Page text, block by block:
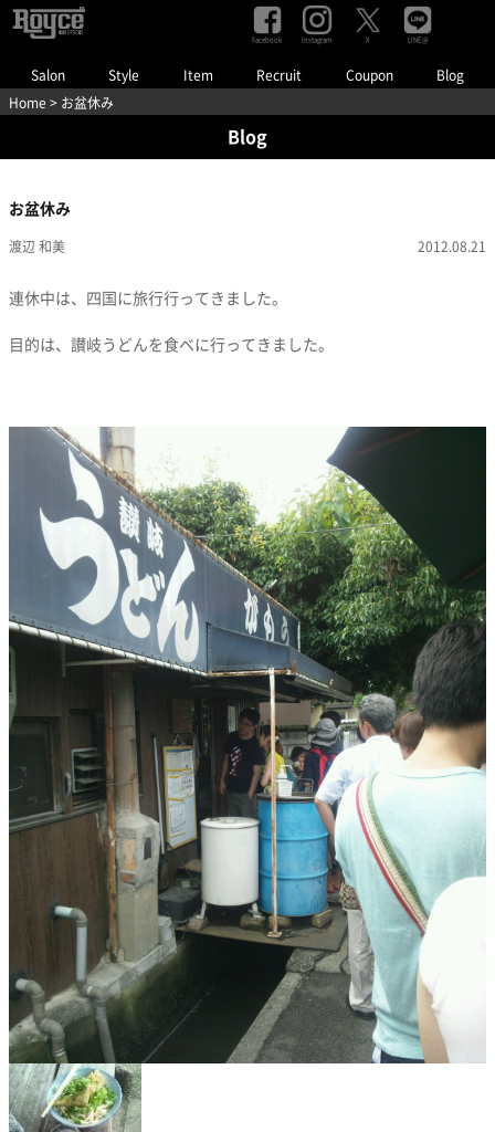
Salon Style Item Recruit Coupon Blog
Facebook Instagram X LINE@
Home > お盆休み
Blog
お盆休み
渡辺 和美 2012.08.21
連休中は、四国に旅行行ってきました。
目的は、讃岐うどんを食べに行ってきました。